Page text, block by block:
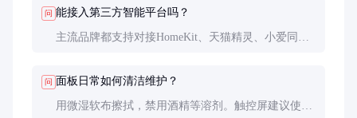
问 能接入第三方智能平台吗？
主流品牌都支持对接HomeKit、天猫精灵、小爱同学
问 面板日常如何清洁维护？
用微湿软布擦拭，禁用酒精等溶剂。触控屏建议使用